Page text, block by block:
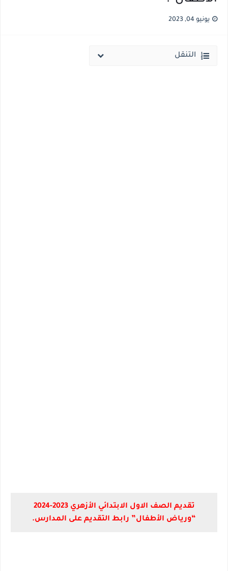
يونيو 04, 2023
التنقل
تقديم الصف الاول الابتدائي الأزهري 2023-2024
“ورياض الأطفال” رابط التقديم على المدارس.